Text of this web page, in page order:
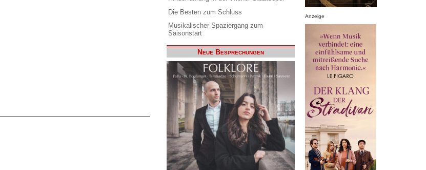
Die Besten zum Schluss
Musikalischer Spaziergang zum
Saisonstart
Neue Besprechungen
Anzeige